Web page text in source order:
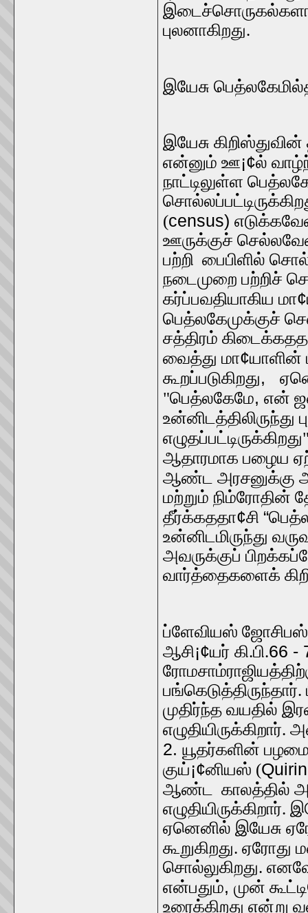
புலனாகிறது.
இயேசு
இயேசு
என்னும் ஊ¡¢ல்
நாட்டிலுள்ள
(census)
ஊருக்குச்
பற்றி பைபிளில்
நடைமுறை பற்றிச்
கர்ப்பவதியாகிய மா¢
பெத்லகேமுக்குச்
சத்திரம்
வைத்து மா¢யாளின்
கூறப்படுகிறது,
"பெத்லகேமே, என்
உன்னிடத்திலிருந்து
ஆதாரமாக பழைய
ஆண்ட அரசனுக்கு
மற்றும் நிம்ரோதின்
தீர்க்கததா¢சி “
உன்னிடமிருந்து
அவருக்குப்
வார்த்தைகளைக்
ப்ளேவியஸ்
ஆசி¡¢யர் கி.பி.66 -
முதிர்ந்த வயதில்
2. யூதர்களின்
குய்¡¢னியஸ் (
ஆண்ட காலத்தில்
ஏனெனில் இயேசு
கூறுகிறது.
சொல்லுகிறது.
என்பதும், முன்
உரைக்கிறது என்று